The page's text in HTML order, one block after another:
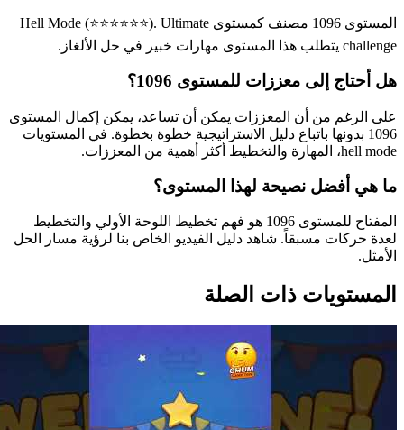
المستوى 1096 مصنف كمستوى Hell Mode (⭐⭐⭐⭐⭐⭐). Ultimate
challenge يتطلب هذا المستوى مهارات خبير في حل الألغاز.
هل أحتاج إلى معززات للمستوى 1096؟
على الرغم من أن المعززات يمكن أن تساعد، يمكن إكمال المستوى
1096 بدونها باتباع دليل الاستراتيجية خطوة بخطوة. في المستويات
hell mode، المهارة والتخطيط أكثر أهمية من المعززات.
ما هي أفضل نصيحة لهذا المستوى؟
المفتاح للمستوى 1096 هو فهم تخطيط اللوحة الأولي والتخطيط
لعدة حركات مسبقاً. شاهد دليل الفيديو الخاص بنا لرؤية مسار الحل
الأمثل.
المستويات ذات الصلة